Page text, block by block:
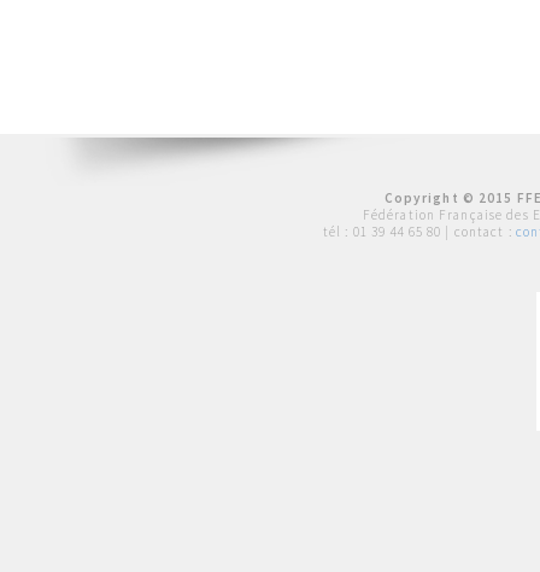
Copyright © 2015
Fédération Française des
tél : 01 39 44 65 80 | contact :